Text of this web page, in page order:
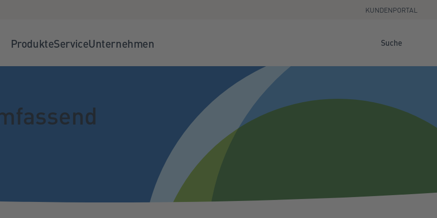
KUNDENPORTAL
ProdukteServiceUnternehmen Suche